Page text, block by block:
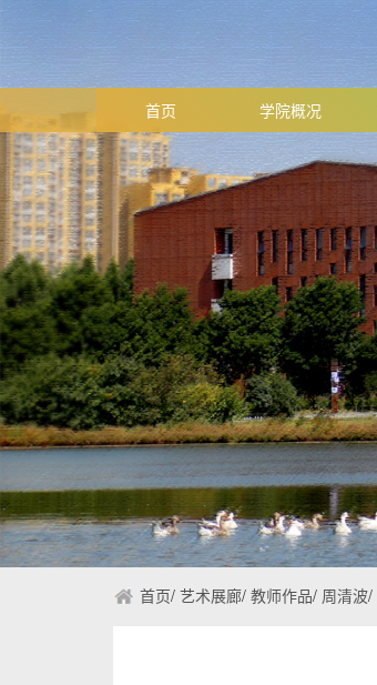
首页 学院概况
首页/ 艺术展廊/ 教师作品/ 周清波/